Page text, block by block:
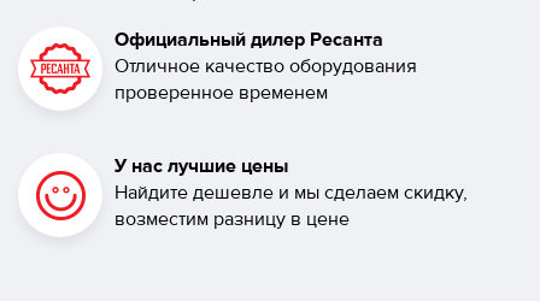
Официальный дилер Ресанта
Отличное качество оборудования
проверенное временем
У нас лучшие цены
Найдите дешевле и мы сделаем скидку,
возместим разницу в цене